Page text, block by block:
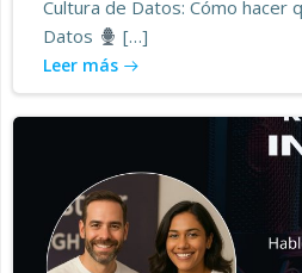
Cultura de Datos: Cómo hacer
Datos
[…]
Leer más